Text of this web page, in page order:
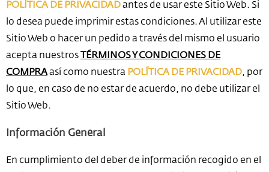
POLÍTICA DE PRIVACIDADantes de usar este Sitio Web. Si
lo desea puede imprimir estas condiciones. Al utilizar este
Sitio Web o hacer un pedido a través del mismo el usuario
acepta nuestros
TÉRMINOS Y CONDICIONES DE
COMPRAasí como nuestra POLÍTICA DE PRIVACIDAD, por
lo que, en caso de no estar de acuerdo, no debe utilizar el
Sitio Web.
Información General
En cumplimiento del deber de información recogido en el